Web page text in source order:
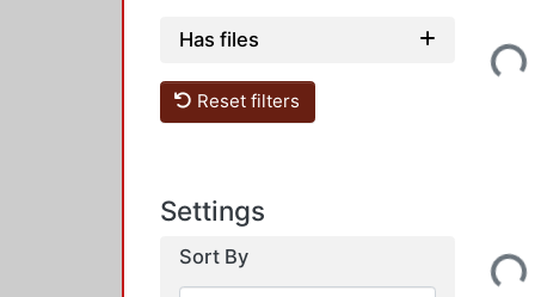
Has files
Reset filters
Settings
Sort By
Loading...
Loading...